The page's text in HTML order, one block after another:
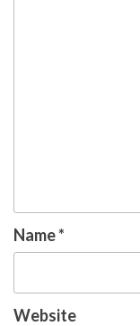
Name*
Website